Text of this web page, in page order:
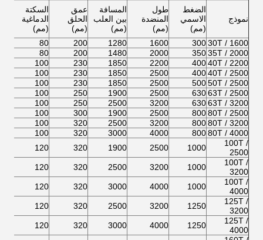
نموذج
الضغط
الاسمي
(مم)
طول
المنضدة
(مم)
المسافة
بين العلب
(مم)
عمق
الحلق
(مم)
السكتة
الدماغية
(مم)
30T / 1600
300
1600
1280
200
80
35T / 2000
350
2000
1480
200
80
40T / 2200
400
2200
1850
230
100
40T / 2500
400
2500
1850
230
100
50T / 2500
500
2500
1850
230
100
63T / 2500
630
2500
1900
250
100
63T / 3200
630
3200
2500
250
100
80T / 2500
800
2500
1900
300
100
80T / 3200
800
3200
2500
320
100
80T / 4000
800
4000
3000
320
100
100T /
2500
1000
2500
1900
320
120
100T /
3200
1000
3200
2500
320
120
100T /
4000
1000
4000
3000
320
120
125T /
3200
1250
3200
2500
320
120
125T /
4000
1250
4000
3000
320
120